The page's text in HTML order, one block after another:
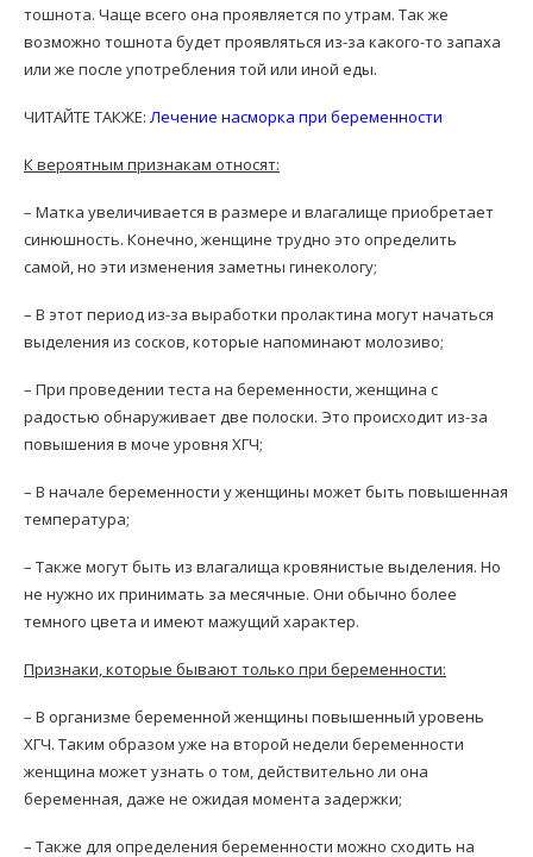
тошнота. Чаще всего она проявляется по утрам. Так же
возможно тошнота будет проявляться из-за какого-то запаха
или же после употребления той или иной еды.
ЧИТАЙТЕ ТАКЖЕ: Лечение насморка при беременности
К вероятным признакам относят:
– Матка увеличивается в размере и влагалище приобретает
синюшность. Конечно, женщине трудно это определить
самой, но эти изменения заметны гинекологу;
– В этот период из-за выработки пролактина могут начаться
выделения из сосков, которые напоминают молозиво;
– При проведении теста на беременности, женщина с
радостью обнаруживает две полоски. Это происходит из-за
повышения в моче уровня ХГЧ;
– В начале беременности у женщины может быть повышенная
температура;
– Также могут быть из влагалища кровянистые выделения. Но
не нужно их принимать за месячные. Они обычно более
темного цвета и имеют мажущий характер.
Признаки, которые бывают только при беременности:
– В организме беременной женщины повышенный уровень
ХГЧ. Таким образом уже на второй недели беременности
женщина может узнать о том, действительно ли она
беременная, даже не ожидая момента задержки;
– Также для определения беременности можно сходить на